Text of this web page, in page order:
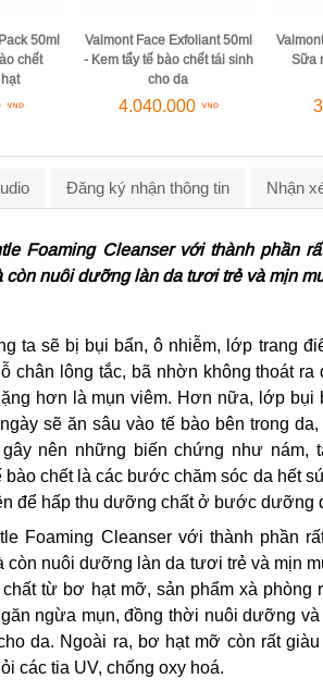
50ml
tái sinh
Valmont Bubble Falls 150ml -
Sữa rửa mặt tạo bọt cân
bằng da
3.220.000
Dung
Đăng ký nhận thông tin Nhận
Foaming Cleanser với thành phần
nuôi dưỡng làn da tươi trẻ và mịn
ta sẽ bị bụi bẩn, ô nhiễm, lớp trang
chân lông tắc, bã nhờn không thoát ra
hơn là mụn viêm. Hơn nữa, lớp bụi
sẽ ăn sâu vào tế bào bên trong
nên những biến chứng như nám,
chết là các bước chăm sóc da hết
để hấp thu dưỡng chất ở bước dưỡng
Foaming Cleanser với thành phần
còn nuôi dưỡng làn da tươi trẻ và mịn
từ bơ hạt mỡ, sản phẩm xà phòng
ngừa mụn, đồng thời nuôi dưỡng
da. Ngoài ra, bơ hạt mỡ còn rất
các tia UV, chống oxy hoá.